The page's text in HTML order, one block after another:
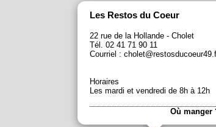
Les Restos du Coeur
22 rue de la Hollande - Cholet
Tél. 02 41 71 90 11
Courriel :
Horaires
Les mardi et vendredi de 8h à 12h
Où manger